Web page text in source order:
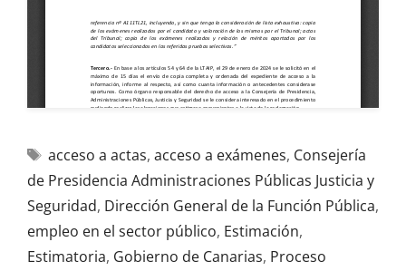
acceso a actas, acceso a exámenes, Consejería
de Presidencia Administraciones Públicas Justicia y
Seguridad, Dirección General de la Función Pública,
empleo en el sector público, Estimación,
Estimatoria, Gobierno de Canarias, Proceso